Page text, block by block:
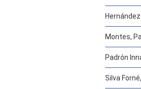
Montes,
Padrón
Silva